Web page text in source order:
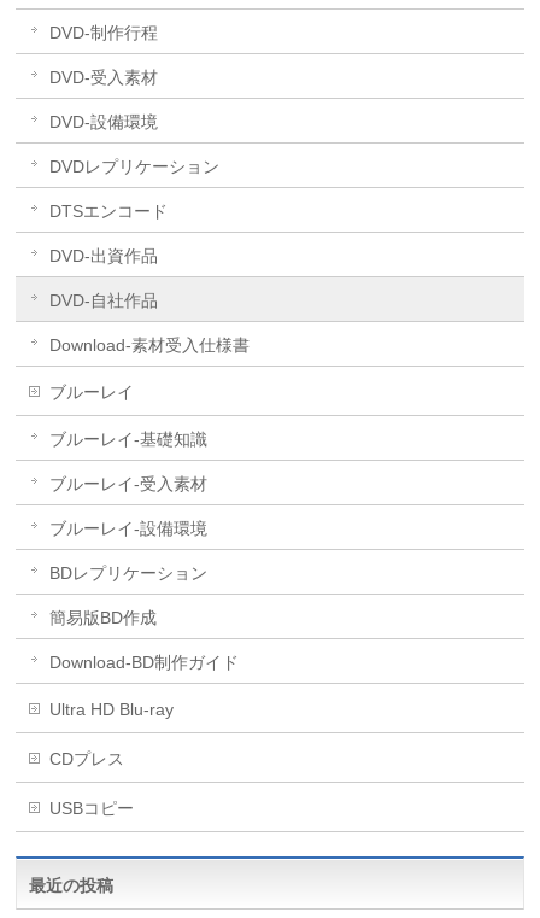
DVD-制作行程
DVD-受入素材
DVD-設備環境
DVDレプリケーション
DTSエンコード
DVD-出資作品
DVD-自社作品
​Download-素材受入仕様書
ブルーレイ
ブルーレイ-基礎知識
ブルーレイ-受入素材
ブルーレイ-設備環境
BDレプリケーション
簡易版BD作成
​Download-BD制作ガイド
Ultra HD Blu-ray
CDプレス
USBコピー
最近の投稿